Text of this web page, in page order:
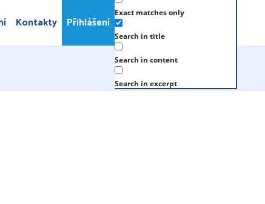
Kontakty Přihlášení
Exact matches only
Search in title
Search in content
Search in excerpt